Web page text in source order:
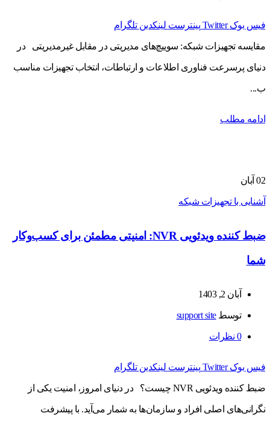
فیس بوک Twitter پینترست لینکدین تلگرام
مقایسه تجهیزات شبکه: سوییچ‌های مدیریتی در مقابل غیرمدیریتی در
دنیای پرسرعت فناوری اطلاعات و ارتباطات، انتخاب تجهیزات مناسب
ب...
ادامه مطلب
02 آبان
آشنایی با تجهیزات شبکه
ضبط کننده ویدئویی NVR: امنیتی مطمئن برای کسب‌وکار
شما
آبان 2, 1403
توسطsupport site
0 نظرات
فیس بوک Twitter پینترست لینکدین تلگرام
ضبط کننده ویدئویی NVR چیست؟ در دنیای امروز، امنیت یکی از
نگرانی‌های اصلی افراد و سازمان‌ها به شمار می‌آید. با پیشرفت